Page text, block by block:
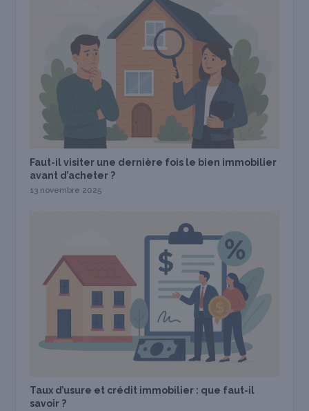
Faut-il visiter une dernière fois le bien immobilier
avant d’acheter ?
13 novembre 2025
Taux d’usure et crédit immobilier : que faut-il
savoir ?